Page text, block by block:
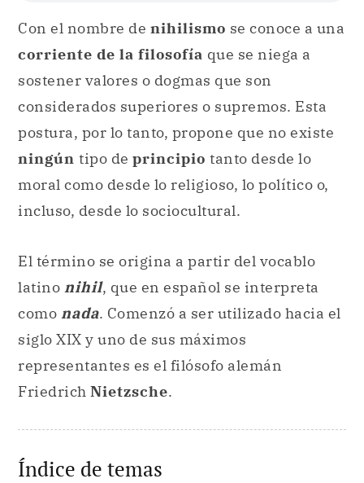
Con el nombre de nihilismo se conoce a una
corriente de la filosofía que se niega a
sostener valores o dogmas que son
considerados superiores o supremos. Esta
postura, por lo tanto, propone que no existe
ningún tipo de principio tanto desde lo
moral como desde lo religioso, lo político o,
incluso, desde lo sociocultural.
El término se origina a partir del vocablo
latino nihil, que en español se interpreta
como nada. Comenzó a ser utilizado hacia el
siglo XIX y uno de sus máximos
representantes es el filósofo alemán
Friedrich Nietzsche.
Índice de temas